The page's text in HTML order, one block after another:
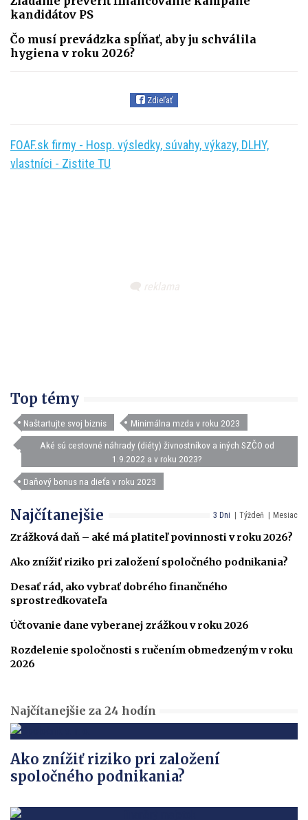
kandidátov PS
Čo musí prevádzka spĺňať, aby ju schválila
hygiena v roku 2026?
Zdieľať
FOAF.sk firmy - Hosp. výsledky, súvahy, výkazy, DLHY,
vlastníci - Zistite TU
Top témy
Naštartujte svoj biznis Minimálna mzda v roku 2023
Aké sú cestovné náhrady (diéty) živnostníkov a iných SZČO od
1.9.2022 a v roku 2023?
Daňový bonus na dieťa v roku 2023
3 Dni Týždeň Mesiac
Najčítanejšie
Zrážková daň – aké má platiteľ povinnosti v roku 2026?
Ako znížiť riziko pri založení spoločného podnikania?
Desať rád, ako vybrať dobrého finančného
sprostredkovateľa
Účtovanie dane vyberanej zrážkou v roku 2026
Rozdelenie spoločnosti s ručením obmedzeným v roku
2026
Najčítanejšie za 24 hodín
Ako znížiť riziko pri založení
spoločného podnikania?